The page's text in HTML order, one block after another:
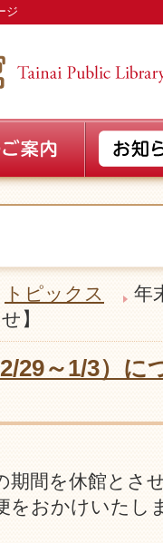
ジ
トピックス
年
】
29～1/3）に
期間を休館とさ
をおかけいたし